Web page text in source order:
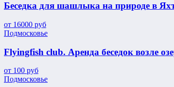
Беседка для шашлыка на природе в
от 16000 руб
Подмосковье
Flyingfish club. Аренда беседок возле
от 100 руб
Подмосковье